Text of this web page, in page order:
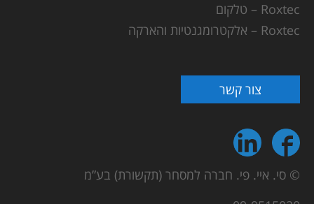
Roxtec – טלקום
Roxtec – אלקטרומגנטיות והארקה
צור קשר
© סי. איי. פי. חברה למסחר (תקשורת) בע”מ